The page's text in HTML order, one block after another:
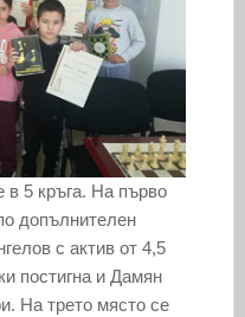
в 5 кръга. На първо
допълнителен
с актив от 4,5
постигна и Дамян
На трето място се